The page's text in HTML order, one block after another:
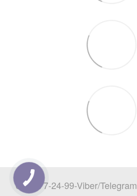
068-777-24-99-Viber/Telegram